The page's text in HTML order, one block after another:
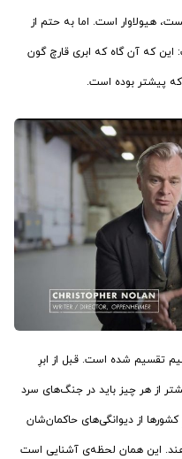
هیولا‌وار است. اما به حتم از
که آن گاه که ابری قارچ گون
پیشتر بوده است.
تقسیم شده است. قبل از ابرِ
از هر چیز باید در جنگ‌های سرد
از دیوانگی‌های حاکمان‌شان
این همان لحظه‌ی آشنایی است